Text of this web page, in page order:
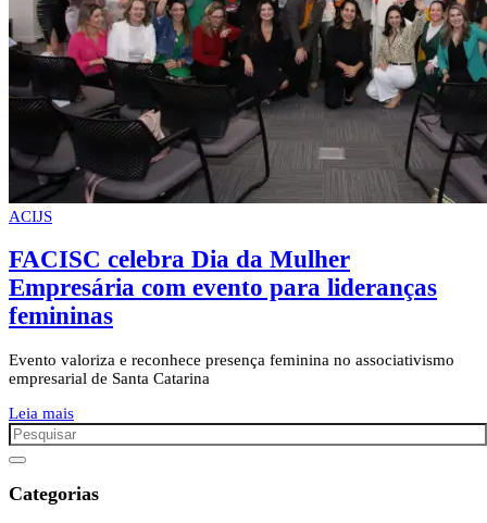
ACIJS
FACISC celebra Dia da Mulher
Empresária com evento para lideranças
femininas
Evento valoriza e reconhece presença feminina no associativismo
empresarial de Santa Catarina
Leia mais
Categorias